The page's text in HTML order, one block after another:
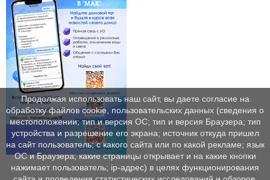
Продолжая использовать наш сайт, вы даете согласие на
обработку файлов cookie, пользовательских данных (сведения о
местоположении; тип и версия ОС; тип и версия Браузера; тип
устройства и разрешение его экрана; источник откуда пришел
на сайт пользователь; с какого сайта или по какой рекламе; язык
ОС и Браузера; какие страницы открывает и на какие кнопки
нажимает пользователь; ip-адрес) в целях функционирования